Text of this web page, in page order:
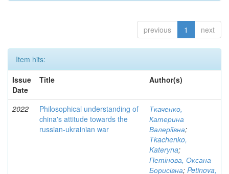
previous 1 next
Item hits:
Issue
Date
Title Author(s)
2022
Philosophical understanding of
china's attitude towards the
russian-ukrainian war
Ткаченко,
Катерина
Валеріївна;
Tkachenko,
Kateryna;
Петінова, Оксана
Борисівна; Petinova,